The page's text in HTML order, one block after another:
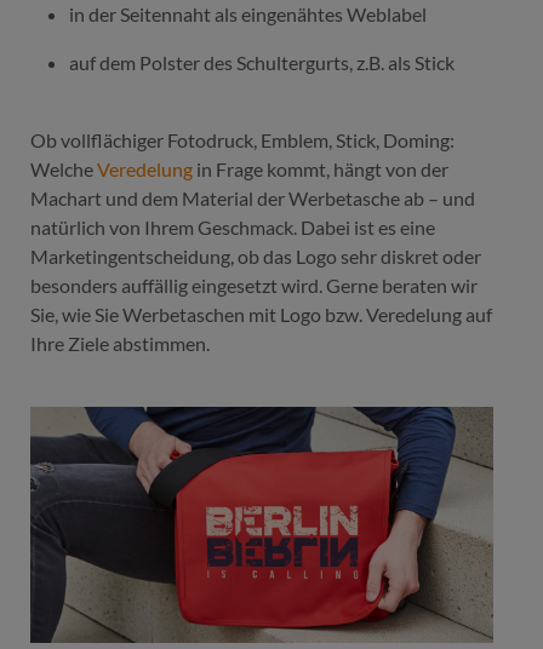
in der Seitennaht als eingenähtes Weblabel
auf dem Polster des Schultergurts, z.B. als Stick
Ob vollflächiger Fotodruck, Emblem, Stick, Doming:
WelcheVeredelung in Frage kommt, hängt von der
Machart und dem Material der Werbetasche ab – und
natürlich von Ihrem Geschmack. Dabei ist es eine
Marketingentscheidung, ob das Logo sehr diskret oder
besonders auffällig eingesetzt wird. Gerne beraten wir
Sie, wie Sie Werbetaschen mit Logo bzw. Veredelung auf
Ihre Ziele abstimmen.